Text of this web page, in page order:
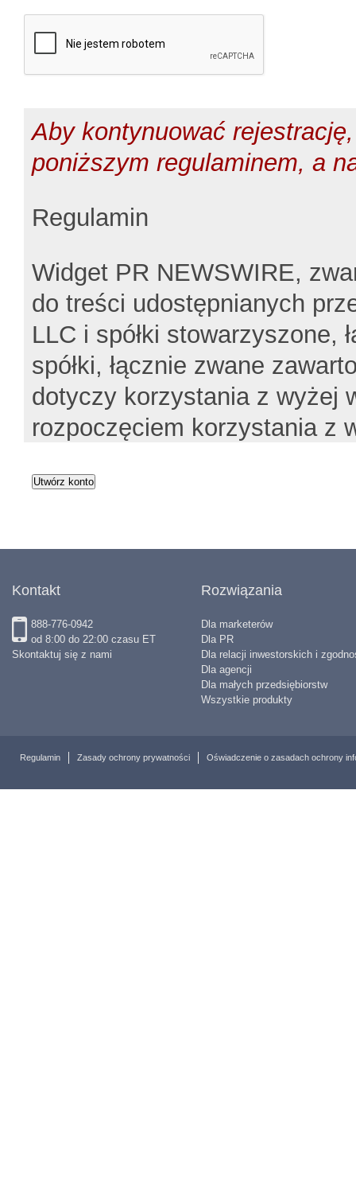
Aby kontynuować
poniższym regulaminem, a
Regulamin
Widget PR NEWSWIRE,
do treści udostępnianych
LLC i spółki stowarzyszone,
spółki, łącznie zwane
dotyczy korzystania z wyżej
rozpoczęciem korzystania z
przyjęciem niniejszego
widgetu. Postanowienia
zmienione przez PRN w
zawiadomienia. W
wprowadzanych zmian
korzystania z widgetu i
kodem źródłowym z
Widget i zawartość widgetu
Kontakt
888-776-0942
od 8:00 do 22:00 czasu ET
Skontaktuj się z nami
Rozwiązania
Dla marketerów
Dla PR
Dla relacji inwestorskich i
Dla agencji
Dla małych przedsiębiorstw
Wszystkie produkty
Regulamin Zasady ochrony prywatności Oświadczenie o zasadach ochrony